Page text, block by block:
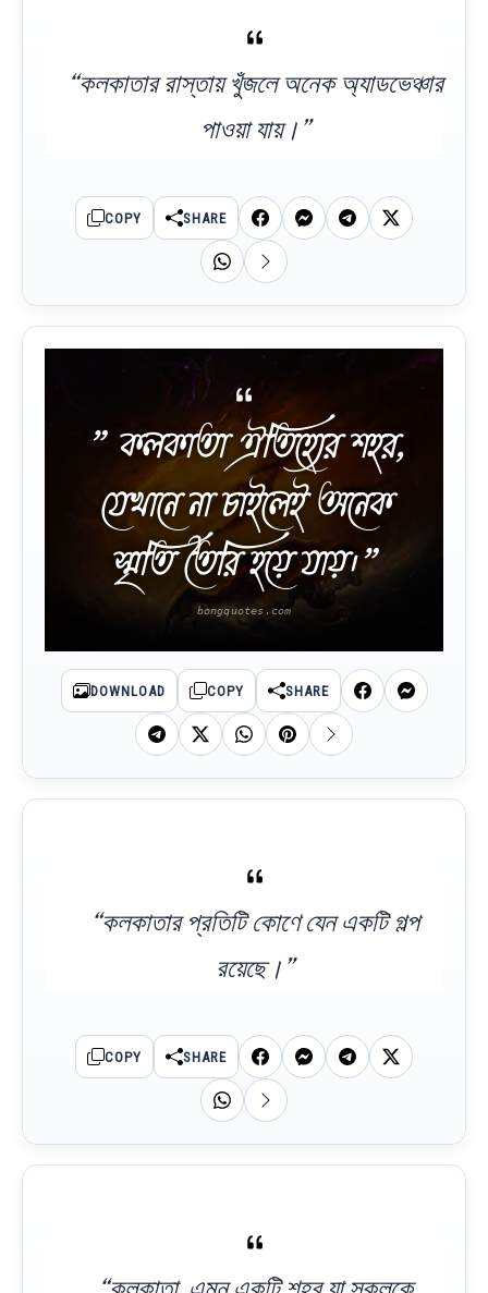
“কলকাতার রাস্তায় খুঁজলে অনেক অ্যাডভেঞ্চার
পাওয়া যায়।”
COPY SHARE
” কলকাতা ঐতিহ্যের শহর,
যেখানে না চাইলেই অনেক
স্মৃতি তৈরি হয়ে যায়।”
DOWNLOAD COPY SHARE
“কলকাতার প্রতিটি কোণে যেন একটি গল্প
রয়েছে।”
COPY SHARE